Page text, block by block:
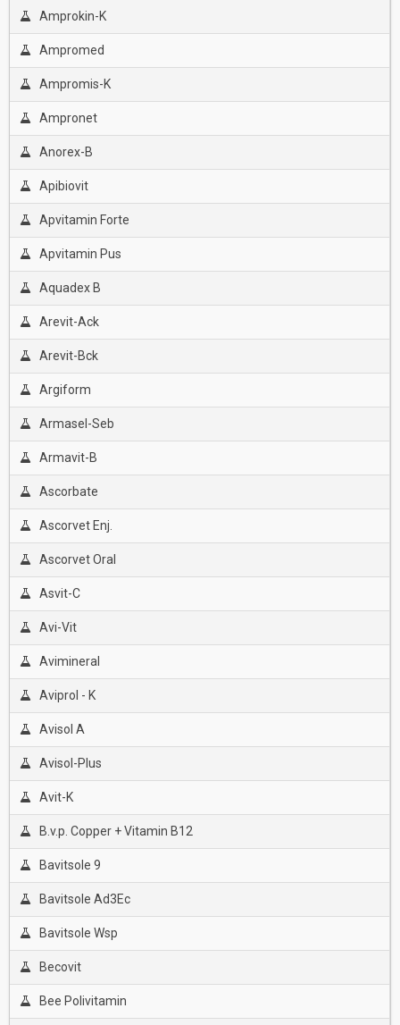
Amprokin-K
Ampromed
Ampromis-K
Ampronet
Anorex-B
Apibiovit
Apvitamin Forte
Apvitamin Pus
Aquadex B
Arevit-Ack
Arevit-Bck
Argiform
Armasel-Seb
Armavit-B
Ascorbate
Ascorvet Enj.
Ascorvet Oral
Asvit-C
Avi-Vit
Avimineral
Aviprol - K
Avisol A
Avisol-Plus
Avit-K
B.v.p. Copper + Vitamin B12
Bavitsole 9
Bavitsole Ad3Ec
Bavitsole Wsp
Becovit
Bee Polivitamin